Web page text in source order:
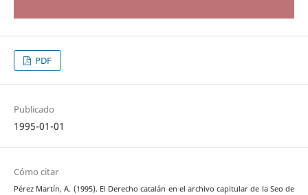
PDF
Publicado
1995-01-01
Cómo citar
Pérez Martín, A. (1995). El Derecho catalán en el archivo capitular de la Seo de